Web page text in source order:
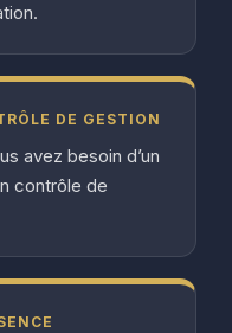
DE GESTION
avez besoin d’un
contrôle de